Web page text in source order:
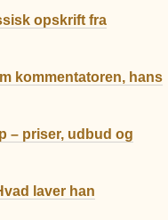
opskrift fra
kommentatoren, hans
– priser, udbud og
laver han